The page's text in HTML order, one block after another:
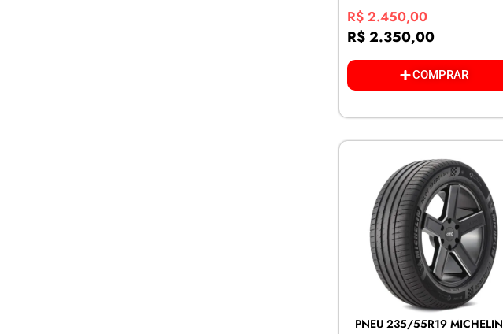
R$2.450,00
R$2.350,00
COMPRAR
PNEU 235/55R19 MICHELIN